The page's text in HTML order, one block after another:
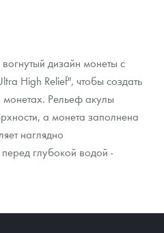
дизайн монеты с
High Relief", чтобы создать
монетах. Рельеф акулы
а монета заполнена
наглядно
глубокой водой -